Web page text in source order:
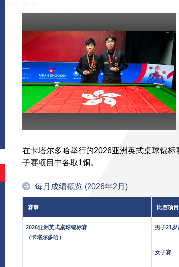
在卡塔尔多哈举行的2026亚洲英式桌球锦
子赛项目中各取1铜。
每月成绩概览 (2026年2月)
赛事 比赛项目
2026亚洲英式桌球锦标赛
（卡塔尔多哈）
男子21岁
女子赛